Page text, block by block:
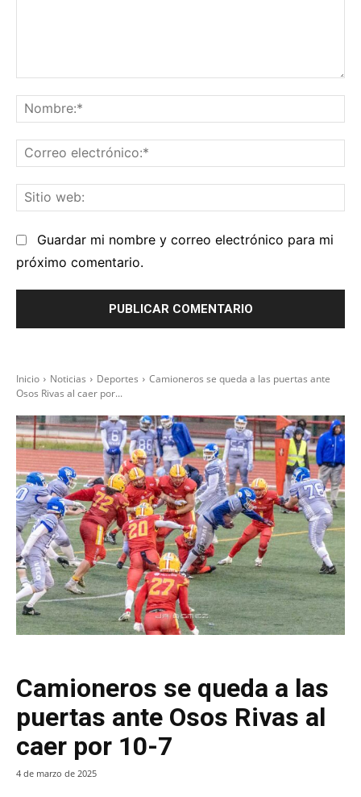
Guardar mi nombre y correo electrónico para mi
próximo comentario.